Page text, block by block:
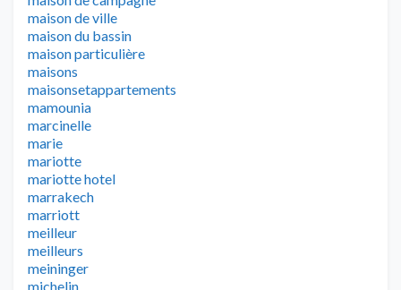
maison de ville
maison du bassin
maison particulière
maisons
maisonsetappartements
mamounia
marcinelle
marie
mariotte
mariotte hotel
marrakech
marriott
meilleur
meilleurs
meininger
michelin